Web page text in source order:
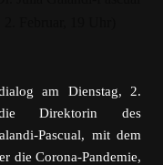
am Dienstag, 2.
Direktorin des
Pascual, mit dem
die Corona-Pandemie,